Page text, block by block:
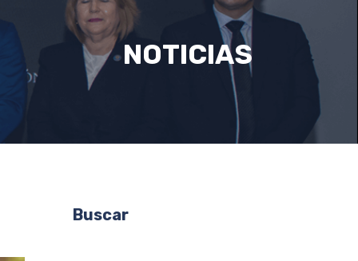
NOTICIAS
Buscar